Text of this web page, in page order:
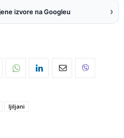
izvore na Googleu ›
ljiljani